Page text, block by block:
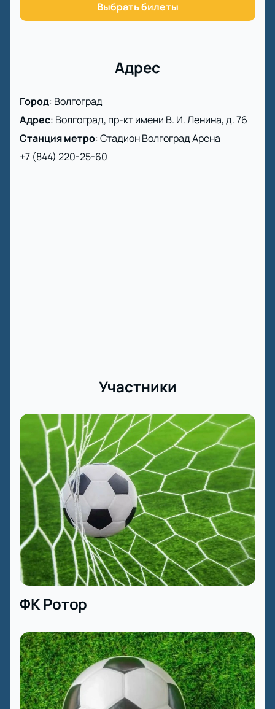
чтобы вы могли без лишних хлопот наслаждаться
игрой.
свидетелем захватывающего противостояния
Ротор и Урал. Не откладывайте,
чтобы в полной мере насладиться этим событием!
Выбрать билеты
Адрес
Город: Волгоград
Адрес: Волгоград, пр-кт имени В. И. Ленина, д. 76
Станция метро:Стадион Волгоград Арена
+7 (844) 220-25-60
Участники
ФК Ротор